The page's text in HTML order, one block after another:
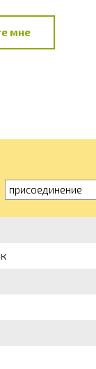
мне
присоединение